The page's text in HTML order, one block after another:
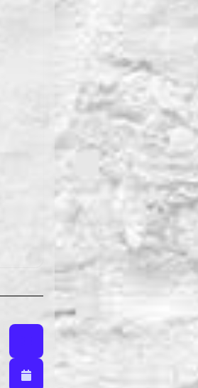
Listenansicht /
Listenansicht
Kalenderansicht